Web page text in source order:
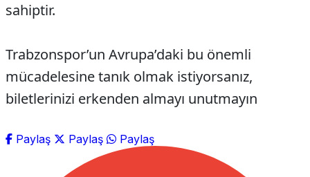
sahiptir.
Trabzonspor’un Avrupa’daki bu önemli
mücadelesine tanık olmak istiyorsanız,
biletlerinizi erkenden almayı unutmayın
Paylaş Paylaş Paylaş